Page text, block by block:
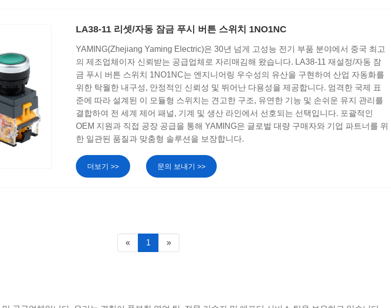
LA38-11 리셋/자동 잠금 푸시 버튼 스위치 1NO1NC
YAMING(Zhejiang Yaming Electric)은 30년 넘게 고성능 전기 부품 분야에서 중국 최고
의 제조업체이자 신뢰받는 공급업체로 자리매김해 왔습니다. LA38-11 재설정/자동 잠
금 푸시 버튼 스위치 1NO1NC는 엔지니어링 우수성의 유산을 구현하여 산업 자동화를
위한 탁월한 내구성, 안정적인 신뢰성 및 뛰어난 다용성을 제공합니다. 엄격한 국제 표
준에 따라 설계된 이 모듈형 스위치는 견고한 구조, 유연한 기능 및 손쉬운 유지 관리를
결합하여 전 세계 제어 패널, 기계 및 생산 라인에서 선호되는 선택입니다. 포괄적인
OEM 지원과 직접 공장 공급을 통해 YAMING은 글로벌 대량 구매자와 기업 파트너를 위
한 일관된 품질과 맞춤형 솔루션을 보장합니다.
더보기 >> 문의 보내기 >>
« 1 »